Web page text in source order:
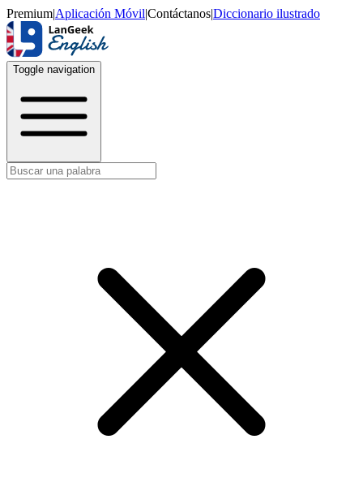
Premium|Aplicación Móvil|Contáctanos|Diccionario ilustrado
Toggle navigation